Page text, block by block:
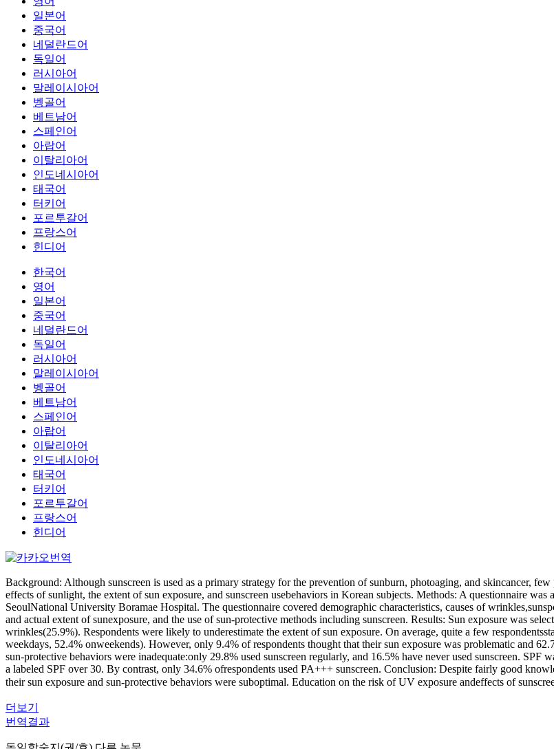
일본어
중국어
네덜란드어
독일어
러시아어
말레이시아어
벵골어
베트남어
스페인어
아랍어
이탈리아어
인도네시아어
태국어
터키어
포르투갈어
프랑스어
힌디어
한국어
영어
일본어
중국어
네덜란드어
독일어
러시아어
말레이시아어
벵골어
베트남어
스페인어
아랍어
이탈리아어
인도네시아어
태국어
터키어
포르투갈어
프랑스어
힌디어
Background: Although sunscreen is used as a primary strategy for the prevention of sunburn, photoaging, and skincancer,
effects of sunlight, the extent of sun exposure, and sunscreen usebehaviors in Korean subjects. Methods: A questionnaire
SeoulNational University Boramae Hospital. The questionnaire covered demographic characteristics, causes of
and actual extent of sunexposure, and the use of sun-protective methods including sunscreen. Results: Sun exposure was
wrinkles(25.9%). Respondents were likely to underestimate the extent of sun exposure. On average, quite a few
weekdays, 52.4% onweekends). However, only 9.4% of respondents thought that their sun exposure was problematic and
sun-protective behaviors were inadequate:only 29.8% used sunscreen regularly, and 16.5% have never used sunscreen. SPF
a labeled SPF over 30. By contrast, only 34.6% ofrespondents used PA+++ sunscreen. Conclusion: Despite fairly good
their sun exposure and sun-protective behaviors were suboptimal. Education on the risk of UV exposure andeffects of
더보기
번역결과